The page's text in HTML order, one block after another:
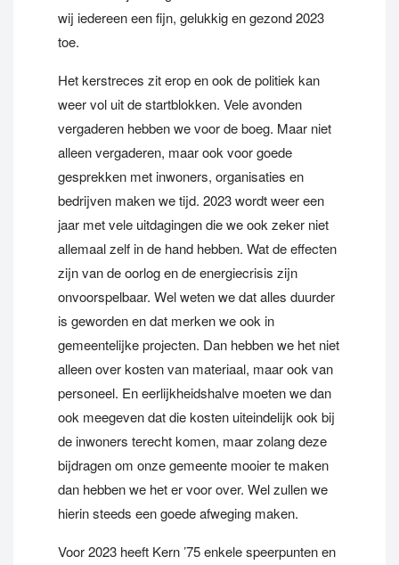
wij iedereen een fijn, gelukkig en gezond 2023
toe.
Het kerstreces zit erop en ook de politiek kan
weer vol uit de startblokken. Vele avonden
vergaderen hebben we voor de boeg. Maar niet
alleen vergaderen, maar ook voor goede
gesprekken met inwoners, organisaties en
bedrijven maken we tijd. 2023 wordt weer een
jaar met vele uitdagingen die we ook zeker niet
allemaal zelf in de hand hebben. Wat de effecten
zijn van de oorlog en de energiecrisis zijn
onvoorspelbaar. Wel weten we dat alles duurder
is geworden en dat merken we ook in
gemeentelijke projecten. Dan hebben we het niet
alleen over kosten van materiaal, maar ook van
personeel. En eerlijkheidshalve moeten we dan
ook meegeven dat die kosten uiteindelijk ook bij
de inwoners terecht komen, maar zolang deze
bijdragen om onze gemeente mooier te maken
dan hebben we het er voor over. Wel zullen we
hierin steeds een goede afweging maken.
Voor 2023 heeft Kern ’75 enkele speerpunten en